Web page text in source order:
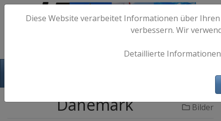
Bilder
Dänemark
Diese Website verarbeitet Informationen über
verbessern. Wir
Detaillierte